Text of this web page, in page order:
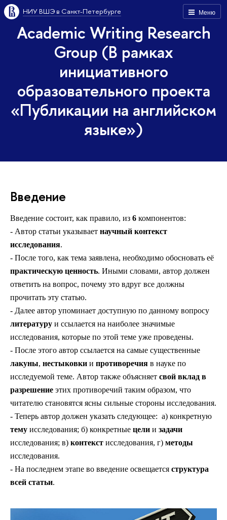
Меню
НИУ ВШЭ в Санкт-Петербурге
Academic Writing Research
Group (В рамках
инициативного
образовательного проекта
«Публикации на английском
языке»)
Введение
Введение состоит, как правило, из 6 компонентов:
- Автор статьи указывает научный контекст
исследования.
- После того, как тема заявлена, необходимо обосновать её
практическую ценность. Иными словами, автор должен
ответить на вопрос, почему это вдруг все должны
прочитать эту статью.
- Далее автор упоминает доступную по данному вопросу
литературу и ссылается на наиболее значимые
исследования, которые по этой теме уже проведены.
- После этого автор ссылается на самые существенные
лакуны, нестыковки и противоречия в науке по
исследуемой теме. Автор также объясняет свой вклад в
разрешение этих противоречий таким образом, что
читателю становятся ясны сильные стороны исследования.
- Теперь автор должен указать следующее: a) конкретную
тему исследования; б) конкретные цели и задачи
исследования; в) контекст исследования, г) методы
исследования.
- На последнем этапе во введение освещается структура
всей статьи.